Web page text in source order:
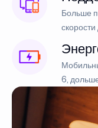
Больше
6,